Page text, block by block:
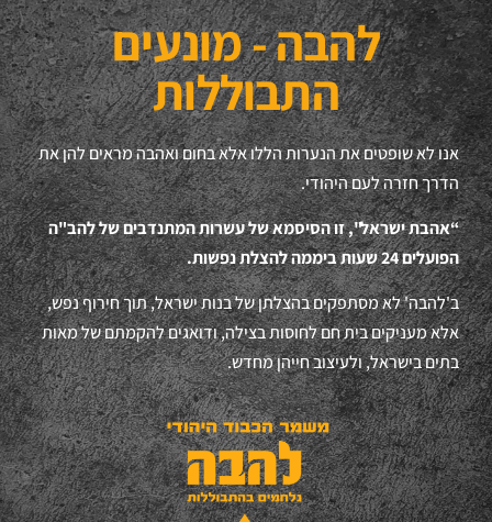
להבה - מונעים
התבוללות
אנו לא שופטים את הנערות הללו אלא בחום ואהבה מראים להן את
הדרך חזרה לעם היהודי.
“אהבת ישראל", זו הסיסמא של עשרות המתנדבים של להב"ה
הפועלים 24 שעות ביממה להצלת נפשות.
ב'להבה' לא מסתפקים בהצלתן של בנות ישראל, תוך חירוף נפש,
אלא מעניקים בית חם לחוסות בצילה, ודואגים להקמתם של מאות
בתים בישראל, ולעיצוב חייהן מחדש.